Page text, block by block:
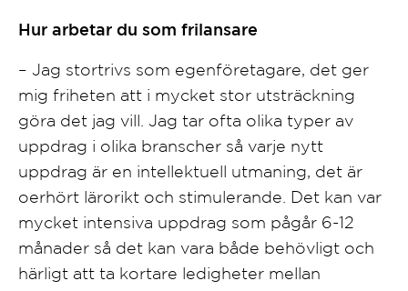
Hur arbetar du som frilansare
– Jag stortrivs som egenföretagare, det ger
mig friheten att i mycket stor utsträckning
göra det jag vill. Jag tar ofta olika typer av
uppdrag i olika branscher så varje nytt
uppdrag är en intellektuell utmaning, det är
oerhört lärorikt och stimulerande. Det kan var
mycket intensiva uppdrag som pågår 6-12
månader så det kan vara både behövligt och
härligt att ta kortare ledigheter mellan